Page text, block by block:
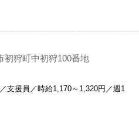
初狩町中初狩100番地
支援員／時給1,170～1,320円／週1